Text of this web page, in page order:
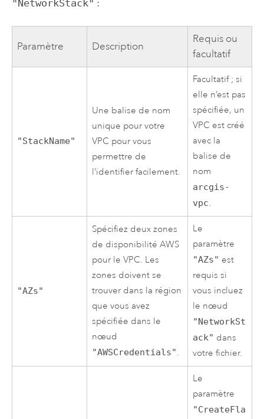
"NetworkStack" :
Paramètre Description
Requis ou
facultatif
"StackName"
Une balise de nom
unique pour votre
VPC pour vous
permettre de
l’identifier facilement.
Facultatif ; si
elle n’est pas
spécifiée, un
VPC est créé
avec la
balise de
nom
arcgis-
vpc.
"AZs"
Spécifiez deux zones
de disponibilitéAWS
pour leVPC. Les
zones doivent se
trouver dans la région
que vous avez
spécifiée dans le
nœud
"AWSCredentials".
Le
paramètre
"AZs" est
requis si
vous incluez
le nœud
"NetworkSt
ack" dans
votre fichier.
Le
paramètre
"CreateFla